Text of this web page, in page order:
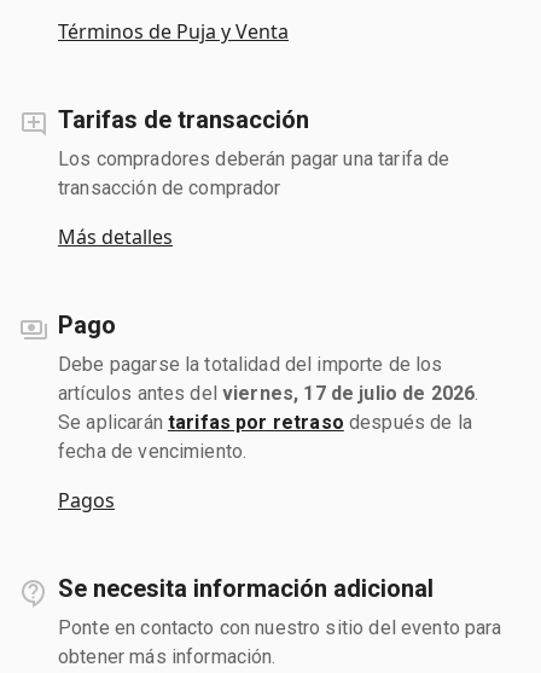
Términos de Puja y Venta
Tarifas de transacción
Los compradores deberán pagar una tarifa de
transacción de comprador
Más detalles
Pago
Debe pagarse la totalidad del importe de los
artículos antes del viernes, 17 de julio de 2026
Se aplicarán tarifas por retraso después de la
fecha de vencimiento.
Pagos
Se necesita información adicional
Ponte en contacto con nuestro sitio del evento para
obtener más información.